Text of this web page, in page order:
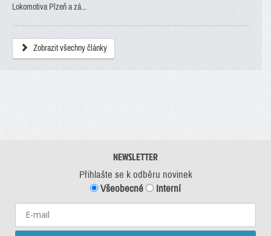
Lokomotiva Plzeň a zá...
Zobrazit všechny články
NEWSLETTER
Přihlašte se k odběru novinek
Všeobecné
Interní